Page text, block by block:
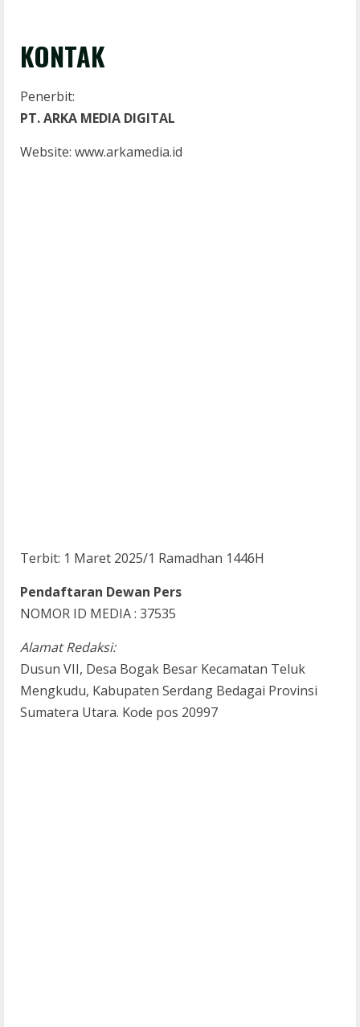
KONTAK
Penerbit:
PT. ARKA MEDIA DIGITAL
Website: www.arkamedia.id
Terbit: 1 Maret 2025/1 Ramadhan 1446H
Pendaftaran Dewan Pers
NOMOR ID MEDIA : 37535
Alamat Redaksi:
Dusun VII, Desa Bogak Besar Kecamatan Teluk
Mengkudu, Kabupaten Serdang Bedagai Provinsi
Sumatera Utara. Kode pos 20997